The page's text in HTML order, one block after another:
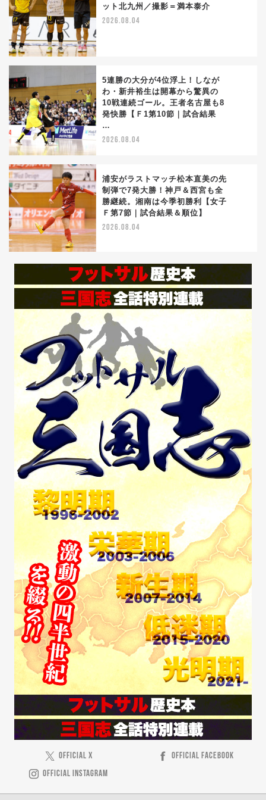
ット北九州／撮影＝満本泰介
2026.08.04
5連勝の大分が4位浮上！しなが
わ・新井裕生は開幕から驚異の
10戦連続ゴール。王者名古屋も8
発快勝【Ｆ1第10節｜試合結果
…
2026.08.04
浦安がラストマッチ松本直美の先
制弾で7発大勝！神戸＆西宮も全
勝継続。湘南は今季初勝利【女子
Ｆ第7節｜試合結果＆順位】
2026.08.04
OFFICIAL X
OFFICIAL FACEBOOK
OFFICIAL INSTAGRAM